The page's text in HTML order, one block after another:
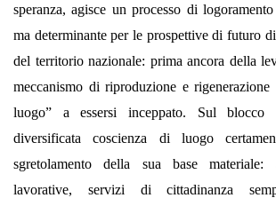
speranza, agisce un processo di
ma determinante per le prospettive di futuro
del territorio nazionale: prima ancora della
meccanismo di riproduzione e rigenerazione
luogo” a essersi inceppato. Sul
diversificata coscienza di luogo
sgretolamento della sua base materiale:
lavorative, servizi di cittadinanza